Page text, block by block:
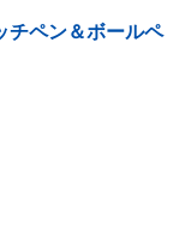
ペン＆ボールペ